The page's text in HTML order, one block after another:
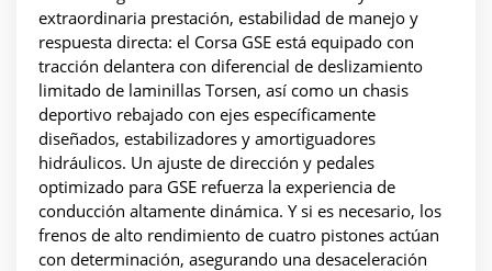
extraordinaria prestación, estabilidad de manejo y
respuesta directa: el Corsa GSE está equipado con
tracción delantera con diferencial de deslizamiento
limitado de laminillas Torsen, así como un chasis
deportivo rebajado con ejes específicamente
diseñados, estabilizadores y amortiguadores
hidráulicos. Un ajuste de dirección y pedales
optimizado para GSE refuerza la experiencia de
conducción altamente dinámica. Y si es necesario, los
frenos de alto rendimiento de cuatro pistones actúan
con determinación, asegurando una desaceleración